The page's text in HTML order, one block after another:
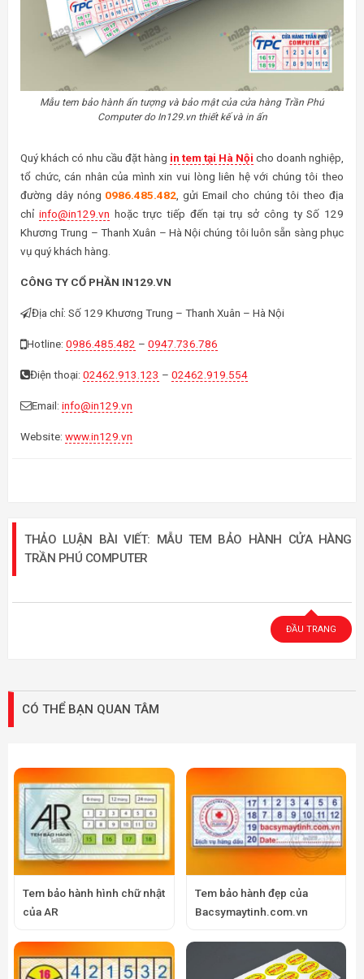
Mẫu tem bảo hành ấn tượng và bảo mật của cửa hàng Trần Phú
Computer do In129.vn thiết kế và in ấn
Quý khách có nhu cầu đặt hàng in tem tại Hà Nội cho doanh nghiệp,
tổ chức, cán nhân của mình xin vui lòng liên hệ với chúng tôi theo
đường dây nóng 0986.485.482 , gửi Email cho chúng tôi theo địa
chỉ info@in129.vn hoặc trực tiếp đến tại trụ sở công ty Số 129
Khương Trung – Thanh Xuân – Hà Nội chúng tôi luôn sẵn sàng phục
vụ quý khách hàng.
CÔNG TY CỔ PHẦN IN129.VN
Địa chỉ: Số 129 Khương Trung – Thanh Xuân – Hà Nội
Hotline: 0986.485.482 – 0947.736.786
Điện thoại: 02462.913.123 – 02462.919.554
Email: info@in129.vn
Website: www.in129.vn
THẢO LUẬN BÀI VIẾT: MẪU TEM BẢO HÀNH CỬA HÀNG
TRẦN PHÚ COMPUTER
ĐẦU TRANG
CÓ THỂ BẠN QUAN TÂM
Tem bảo hành hình chữ nhật
của AR
Tem bảo hành đẹp của
Bacsymaytinh.com.vn